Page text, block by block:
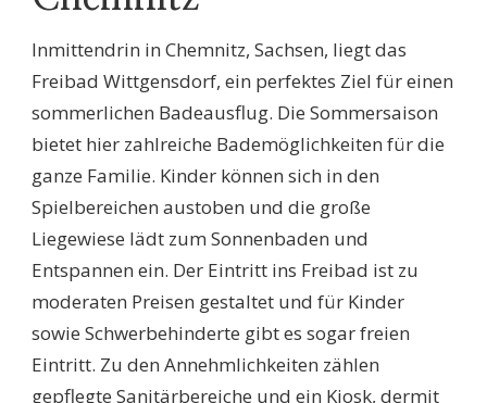
Inmittendrin in Chemnitz, Sachsen, liegt das
Freibad Wittgensdorf, ein perfektes Ziel für einen
sommerlichen Badeausflug. Die Sommersaison
bietet hier zahlreiche Bademöglichkeiten für die
ganze Familie. Kinder können sich in den
Spielbereichen austoben und die große
Liegewiese lädt zum Sonnenbaden und
Entspannen ein. Der Eintritt ins Freibad ist zu
moderaten Preisen gestaltet und für Kinder
sowie Schwerbehinderte gibt es sogar freien
Eintritt. Zu den Annehmlichkeiten zählen
gepflegte Sanitärbereiche und ein Kiosk, dermit